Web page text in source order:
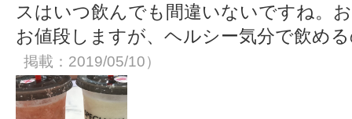
スはいつ飲んでも間違いないですね。
お値段しますが、ヘルシー気分で飲め
掲載：2019/05/10）